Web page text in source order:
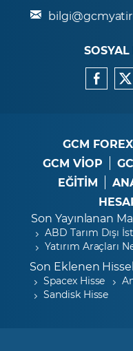
SOSYAL
GCM FOREX
GCM VİOP
EĞİTİM
Son Yayınlanan
ABD Tarım Dışı
Yatırım Araçları
Son Eklenen
Spacex Hisse
Sandisk Hisse